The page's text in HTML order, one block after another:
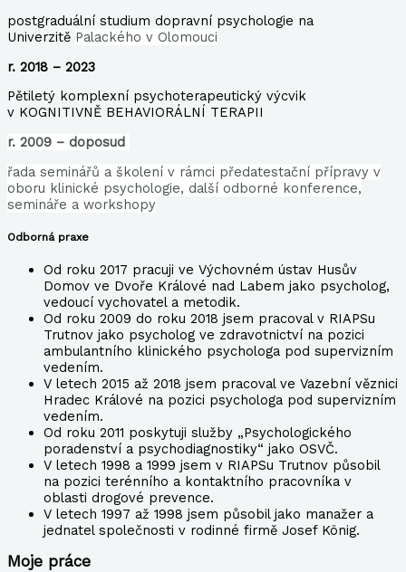
postgraduální studium dopravní psychologie na
Univerzitě Palackého v Olomouci
r. 2018 – 2023
Pětiletý komplexní psychoterapeutický výcvik
v KOGNITIVNĚ BEHAVIORÁLNÍ TERAPII
r. 2009 – doposud
řada seminářů a školení v rámci předatestační přípravy v
oboru klinické psychologie, další odborné konference,
semináře a workshopy
Odborná praxe
Od roku 2017 pracuji ve Výchovném ústav Husův
Domov ve Dvoře Králové nad Labem jako psycholog,
vedoucí vychovatel a metodik.
Od roku 2009 do roku 2018 jsem pracoval v RIAPSu
Trutnov jako psycholog ve zdravotnictví na pozici
ambulantního klinického psychologa pod supervizním
vedením.
V letech 2015 až 2018 jsem pracoval ve Vazební věznici
Hradec Králové na pozici psychologa pod supervizním
vedením.
Od roku 2011 poskytuji služby „Psychologického
poradenství a psychodiagnostiky“ jako OSVČ.
V letech 1998 a 1999 jsem v RIAPSu Trutnov působil
na pozici terénního a kontaktního pracovníka v
oblasti drogové prevence.
V letech 1997 až 1998 jsem působil jako manažer a
jednatel společnosti v rodinné firmě Josef König.
Moje práce